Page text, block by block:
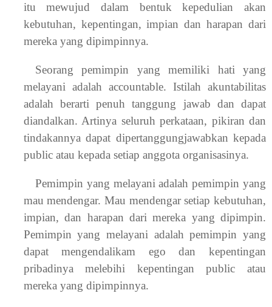
itu mewujud dalam bentuk kepedulian akan
kebutuhan, kepentingan, impian dan harapan dari
mereka yang dipimpinnya.
Seorang pemimpin yang memiliki hati yang
melayani adalah accountable. Istilah akuntabilitas
adalah berarti penuh tanggung jawab dan dapat
diandalkan. Artinya seluruh perkataan, pikiran dan
tindakannya dapat dipertanggungjawabkan kepada
public atau kepada setiap anggota organisasinya.
Pemimpin yang melayani adalah pemimpin yang
mau mendengar. Mau mendengar setiap kebutuhan,
impian, dan harapan dari mereka yang dipimpin.
Pemimpin yang melayani adalah pemimpin yang
dapat mengendalikam ego dan kepentingan
pribadinya melebihi kepentingan public atau
mereka yang dipimpinnya.